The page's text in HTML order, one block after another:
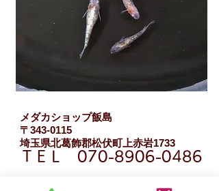
メダカショップ飯島
〒343-0115
​埼玉県北葛飾郡松伏町上赤岩1733
ＴＥＬ 070-8906-0486